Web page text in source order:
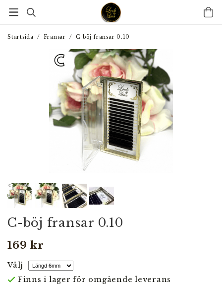
Startsida / Fransar / C-böj fransar 0.10
C-böj fransar 0.10
169 kr
Välj
Finns i lager för omgående leverans